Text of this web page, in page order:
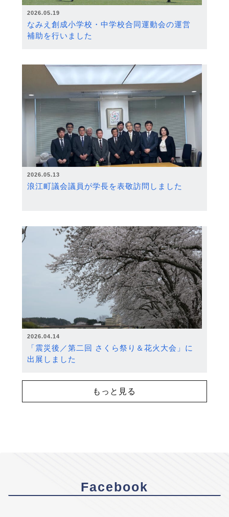
2026.05.19
なみえ創成小学校・中学校合同運動会の運営
補助を行いました
2026.05.13
浪江町議会議員が学長を表敬訪問しました
2026.04.14
「震災後／第二回 さくら祭り＆花火大会」に
出展しました
もっと見る
Facebook